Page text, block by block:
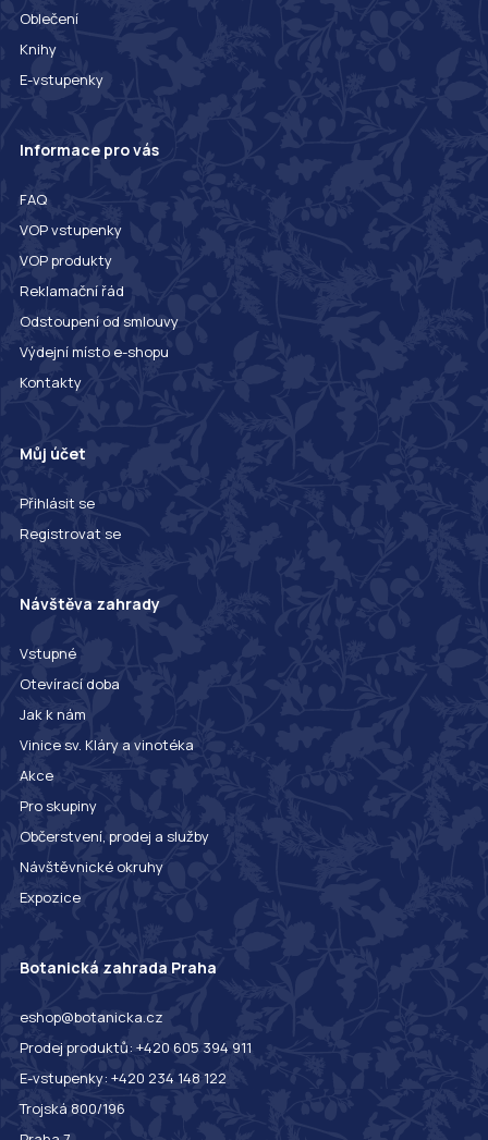
Oblečení
Knihy
E-vstupenky
Informace pro vás
FAQ
VOP vstupenky
VOP produkty
Reklamační řád
Odstoupení od smlouvy
Výdejní místo e-shopu
Kontakty
Můj účet
Přihlásit se
Registrovat se
Návštěva zahrady
Vstupné
Otevírací doba
Jak k nám
Vinice sv. Kláry a vinotéka
Akce
Pro skupiny
Občerstvení, prodej a služby
Návštěvnické okruhy
Expozice
Botanická zahrada Praha
eshop@botanicka.cz
Prodej produktů: +420 605 394 911
E-vstupenky: +420 234 148 122
Trojská 800/196